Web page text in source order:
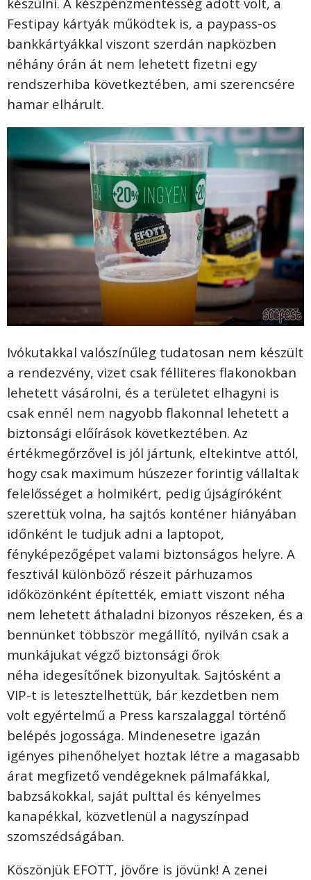
Festipay kártyák működtek is, a paypass-os
bankkártyákkal viszont szerdán napközben
néhány órán át nem lehetett fizetni egy
rendszerhiba következtében, ami szerencsére
hamar elhárult.
Ivókutakkal valószínűleg tudatosan nem készült
a rendezvény, vizet csak félliteres flakonokban
lehetett vásárolni, és a területet elhagyni is
csak ennél nem nagyobb flakonnal lehetett a
biztonsági előírások következtében. Az
értékmegőrzővel is jól jártunk, eltekintve attól,
hogy csak maximum húszezer forintig vállaltak
felelősséget a holmikért, pedig újságíróként
szerettük volna, ha sajtós konténer hiányában
időnként le tudjuk adni a laptopot,
fényképezőgépet valami biztonságos helyre. A
fesztivál különböző részeit párhuzamos
időközönként építették, emiatt viszont néha
nem lehetett áthaladni bizonyos részeken, és a
bennünket többször megállító, nyilván csak a
munkájukat végző biztonsági őrök
néha idegesítőnek bizonyultak. Sajtósként a
VIP-t is letesztelhettük, bár kezdetben nem
volt egyértelmű a Press karszalaggal történő
belépés jogossága. Mindenesetre igazán
igényes pihenőhelyet hoztak létre a magasabb
árat megfizető vendégeknek pálmafákkal,
babzsákokkal, saját pulttal és kényelmes
kanapékkal, közvetlenül a nagyszínpad
szomszédságában.
Köszönjük EFOTT, jövőre is jövünk! A zenei